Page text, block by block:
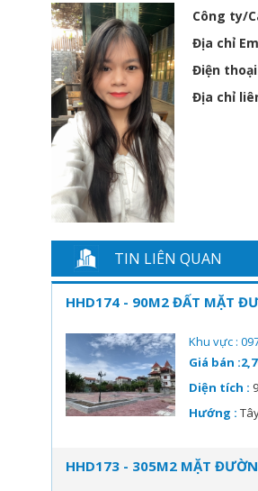
Công ty/
Địa chỉ
Điện
Địa chỉ
TIN LIÊN QUAN
HHD174 - 90M2 ĐẤT MẶT
Khu vực :
Giá bán
Diện tích :
Hướng :
HHD173 - 305M2 MẶT